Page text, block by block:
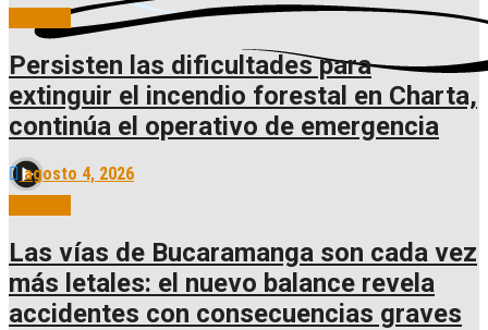
Persisten las dificultades para
extinguir el incendio forestal en Charta,
continúa el operativo de emergencia
agosto 4, 2026
Las vías de Bucaramanga son cada vez
más letales: el nuevo balance revela
accidentes con consecuencias graves